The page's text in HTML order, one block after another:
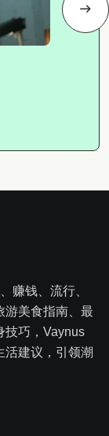
赚钱、流行、
游美食指南、最
技巧，Vaynus
活建议，引领潮